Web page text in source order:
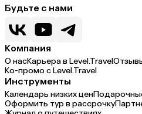
Будьте с нами
Компания
О насКарьера в Level.Travel
Ко-промо с Level.Travel
Инструменты
Календарь низких цен
Оформить тур в рассрочку